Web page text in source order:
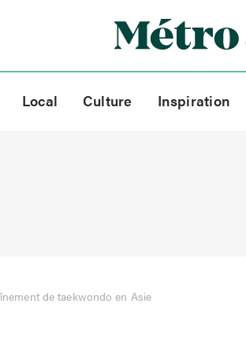
Local Culture Inspiration
de taekwondo en Asie